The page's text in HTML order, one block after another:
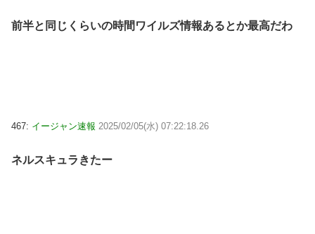
前半と同じくらいの時間ワイルズ情報あるとか最高だわ
467: イージャン速報 2025/02/05(水) 07:22:18.26
ネルスキュラきたー